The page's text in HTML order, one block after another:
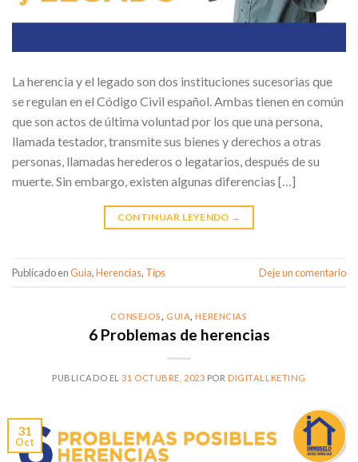
La herencia y el legado son dos instituciones sucesorias que
se regulan en el Código Civil español. Ambas tienen en común
que son actos de última voluntad por los que una persona,
llamada testador, transmite sus bienes y derechos a otras
personas, llamadas herederos o legatarios, después de su
muerte. Sin embargo, existen algunas diferencias […]
CONTINUAR LEYENDO →
Publicado enGuia,Herencias, Tips Deje un comentario
CONSEJOS ,GUIA ,HERENCIAS
6 Problemas de herencias
PUBLICADO EL31 OCTUBRE, 2023 POR DIGITALLKETING
31
Oct